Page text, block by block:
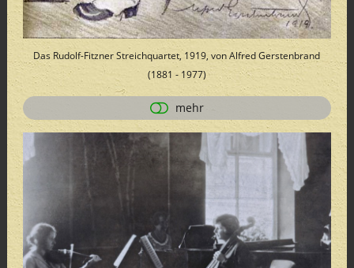
Das Rudolf-Fitzner Streichquartet, 1919, von Alfred Gerstenbrand
(1881 - 1977)
mehr